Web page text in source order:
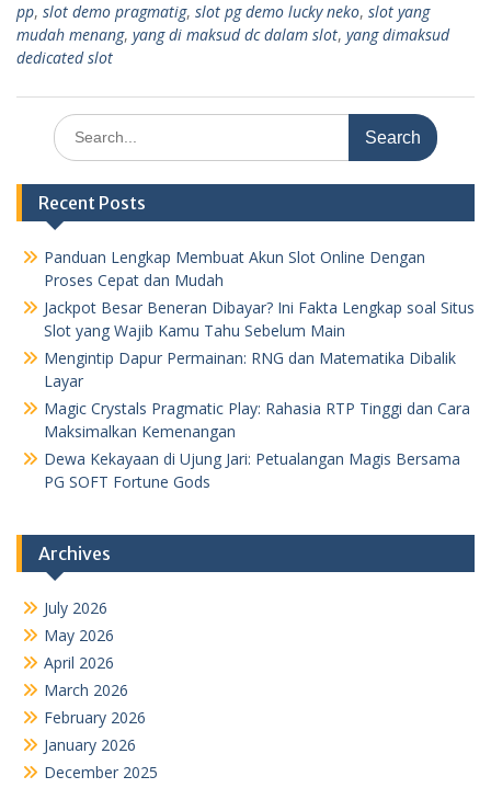
pp, slot demo pragmatig, slot pg demo lucky neko, slot yang
mudah menang, yang di maksud dc dalam slot, yang dimaksud
dedicated slot
Search
for:
Recent Posts
Panduan Lengkap Membuat Akun Slot Online Dengan
Proses Cepat dan Mudah
Jackpot Besar Beneran Dibayar? Ini Fakta Lengkap soal Situs
Slot yang Wajib Kamu Tahu Sebelum Main
Mengintip Dapur Permainan: RNG dan Matematika Dibalik
Layar
Magic Crystals Pragmatic Play: Rahasia RTP Tinggi dan Cara
Maksimalkan Kemenangan
Dewa Kekayaan di Ujung Jari: Petualangan Magis Bersama
PG SOFT Fortune Gods
Archives
July 2026
May 2026
April 2026
March 2026
February 2026
January 2026
December 2025